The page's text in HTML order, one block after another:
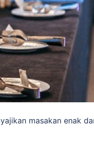
masakan enak